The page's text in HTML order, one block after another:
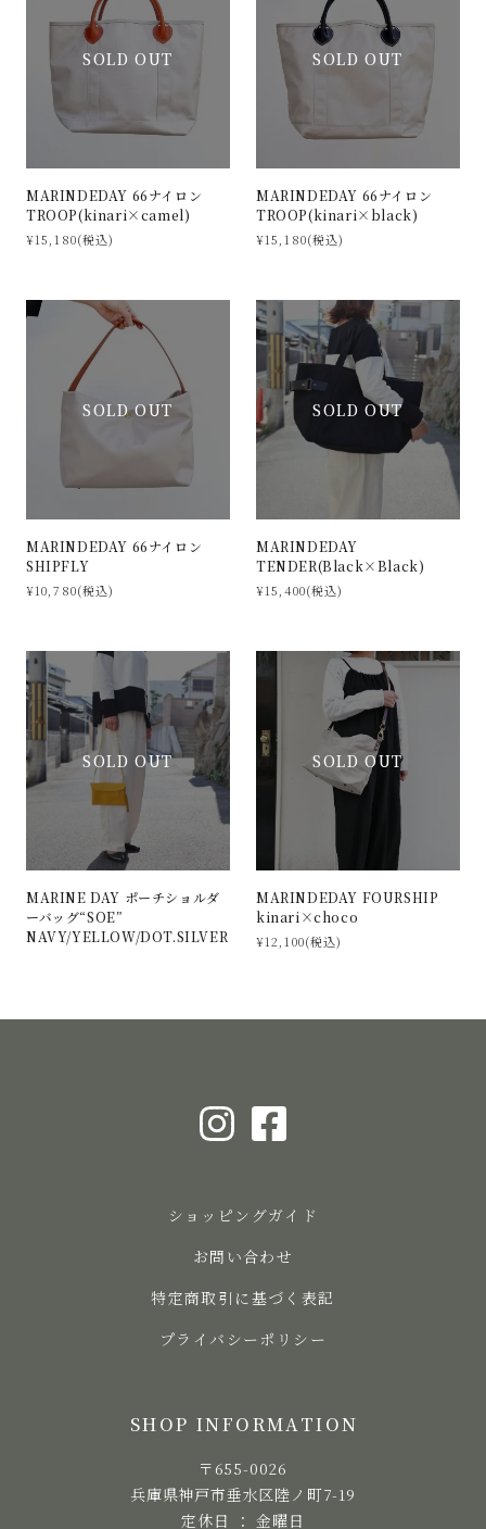
SOLD OUT
MARINDEDAY 66ナイロン
TROOP(kinari×camel)
¥15,180(税込)
SOLD OUT
MARINDEDAY 66ナイロン
TROOP(kinari×black)
¥15,180(税込)
SOLD OUT
MARINDEDAY 66ナイロン
SHIPFLY
¥10,780(税込)
SOLD OUT
MARINDEDAY
TENDER(Black×Black)
¥15,400(税込)
SOLD OUT
MARINE DAY ポーチショルダ
ーバッグ“SOE”
NAVY/YELLOW/DOT.SILVER
SOLD OUT
MARINDEDAY FOURSHIP
kinari×choco
¥12,100(税込)
ショッピングガイド
お問い合わせ
特定商取引に基づく表記
プライバシーポリシー
SHOP INFORMATION
〒655-0026
兵庫県神戸市垂水区陸ノ町7-19
定休日 ： 金曜日